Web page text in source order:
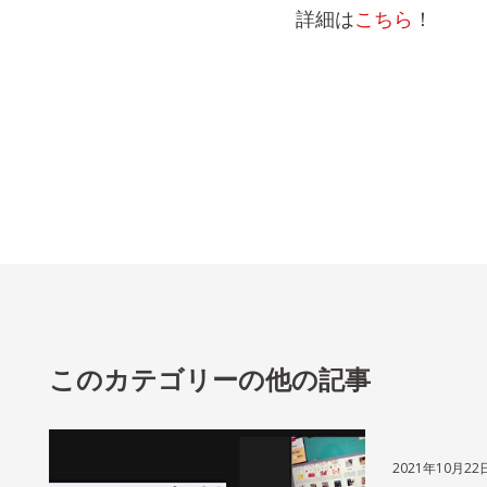
詳細はこちら ！
このカテゴリーの他の記事
2021年10月22